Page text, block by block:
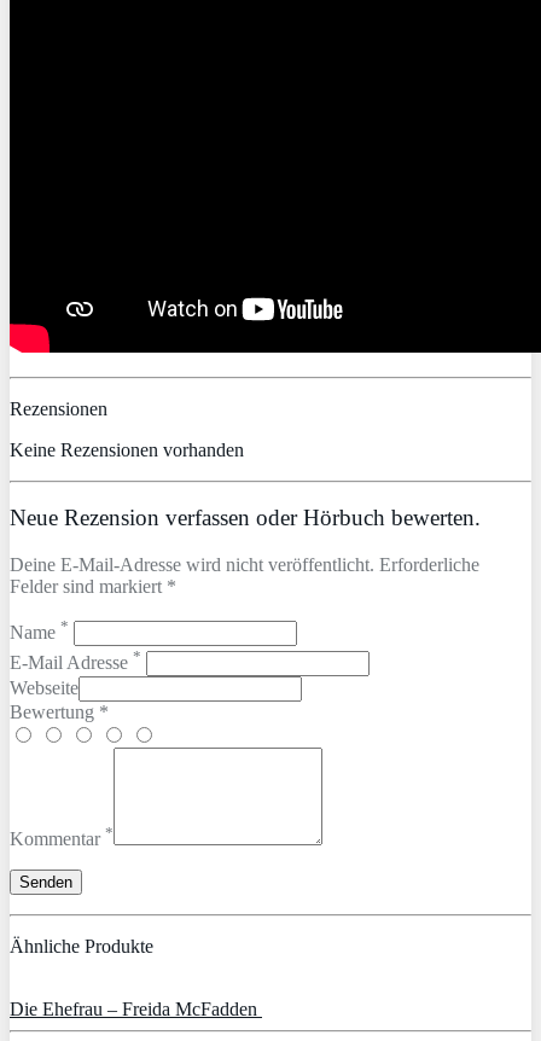
Rezensionen
Keine Rezensionen vorhanden
Neue Rezension verfassen oder Hörbuch bewerten.
Deine E-Mail-Adresse wird nicht veröffentlicht. Erforderliche
Felder sind markiert *
Name *
E-Mail Adresse *
Webseite
Bewertung *
Kommentar *
Ähnliche Produkte
Die Ehefrau – Freida McFadden